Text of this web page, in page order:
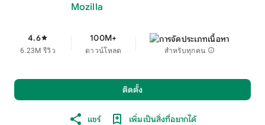
Mozilla
4.6star
6.23M รีวิว
100M+
ดาวน์โหลด สำหรับทุกคน info
ติดตั้ง
แชร์ เพิ่มเป็นสิ่งที่อยากได้